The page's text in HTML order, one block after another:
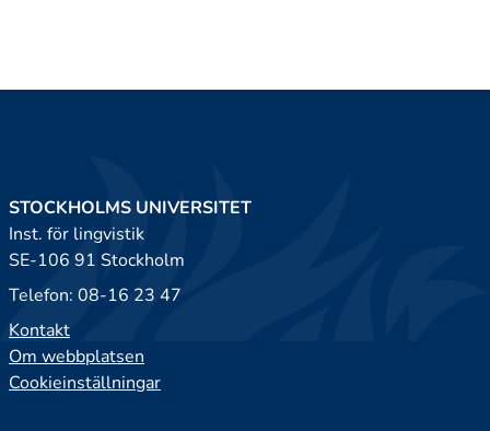
STOCKHOLMS UNIVERSITET
Inst. för lingvistik
SE-106 91 Stockholm
Telefon: 08-16 23 47
Kontakt
Om webbplatsen
Cookieinställningar